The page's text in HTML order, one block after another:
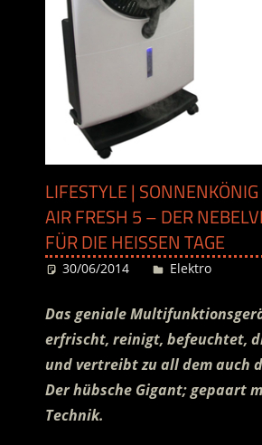
LIFESTYLE |
AIR FRESH 5 – DER
FÜR DIE HEISSEN TAGE
30/06/2014 Desiree
Elektro
Das geniale
erfrischt, reinigt, befeuchtet,
und vertreibt zu all dem auch
Der hübsche Gigant; gepaart
Technik.